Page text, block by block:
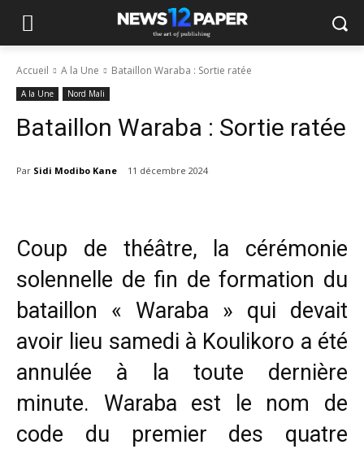
Accueil A la Une Bataillon Waraba : Sortie ratée
A la Une Nord Mali
Bataillon Waraba : Sortie ratée
Par Sidi Modibo Kane 11 décembre 2024
Coup de théâtre, la cérémonie
solennelle de fin de formation du
bataillon « Waraba » qui devait
avoir lieu samedi à Koulikoro a été
annulée à la toute dernière
minute. Waraba est le nom de
code du premier des quatre